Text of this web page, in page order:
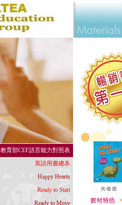
教育部CEF語言能力對照表..
英語用書總表.
Happy Hearts
Ready to Start
Ready to Move